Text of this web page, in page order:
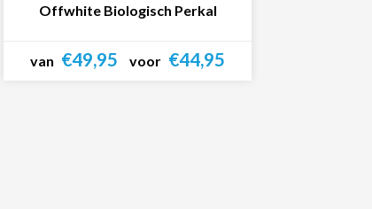
Offwhite Biologisch Perkal
van €49,95 voor €44,95